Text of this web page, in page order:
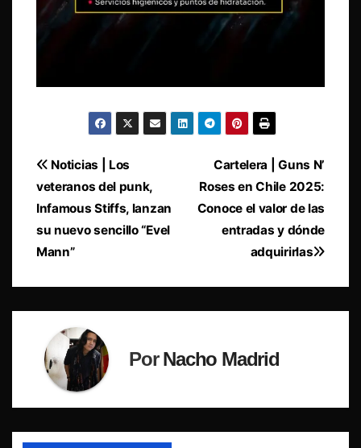
Navegación
de
entradas
Cartelera | Guns N’
Roses en Chile 2025:
Conoce el valor de las
entradas y dónde
adquirirlas
Noticias | Los
veteranos del punk,
Infamous Stiffs, lanzan
su nuevo sencillo “Evel
Mann”
PorNacho Madrid